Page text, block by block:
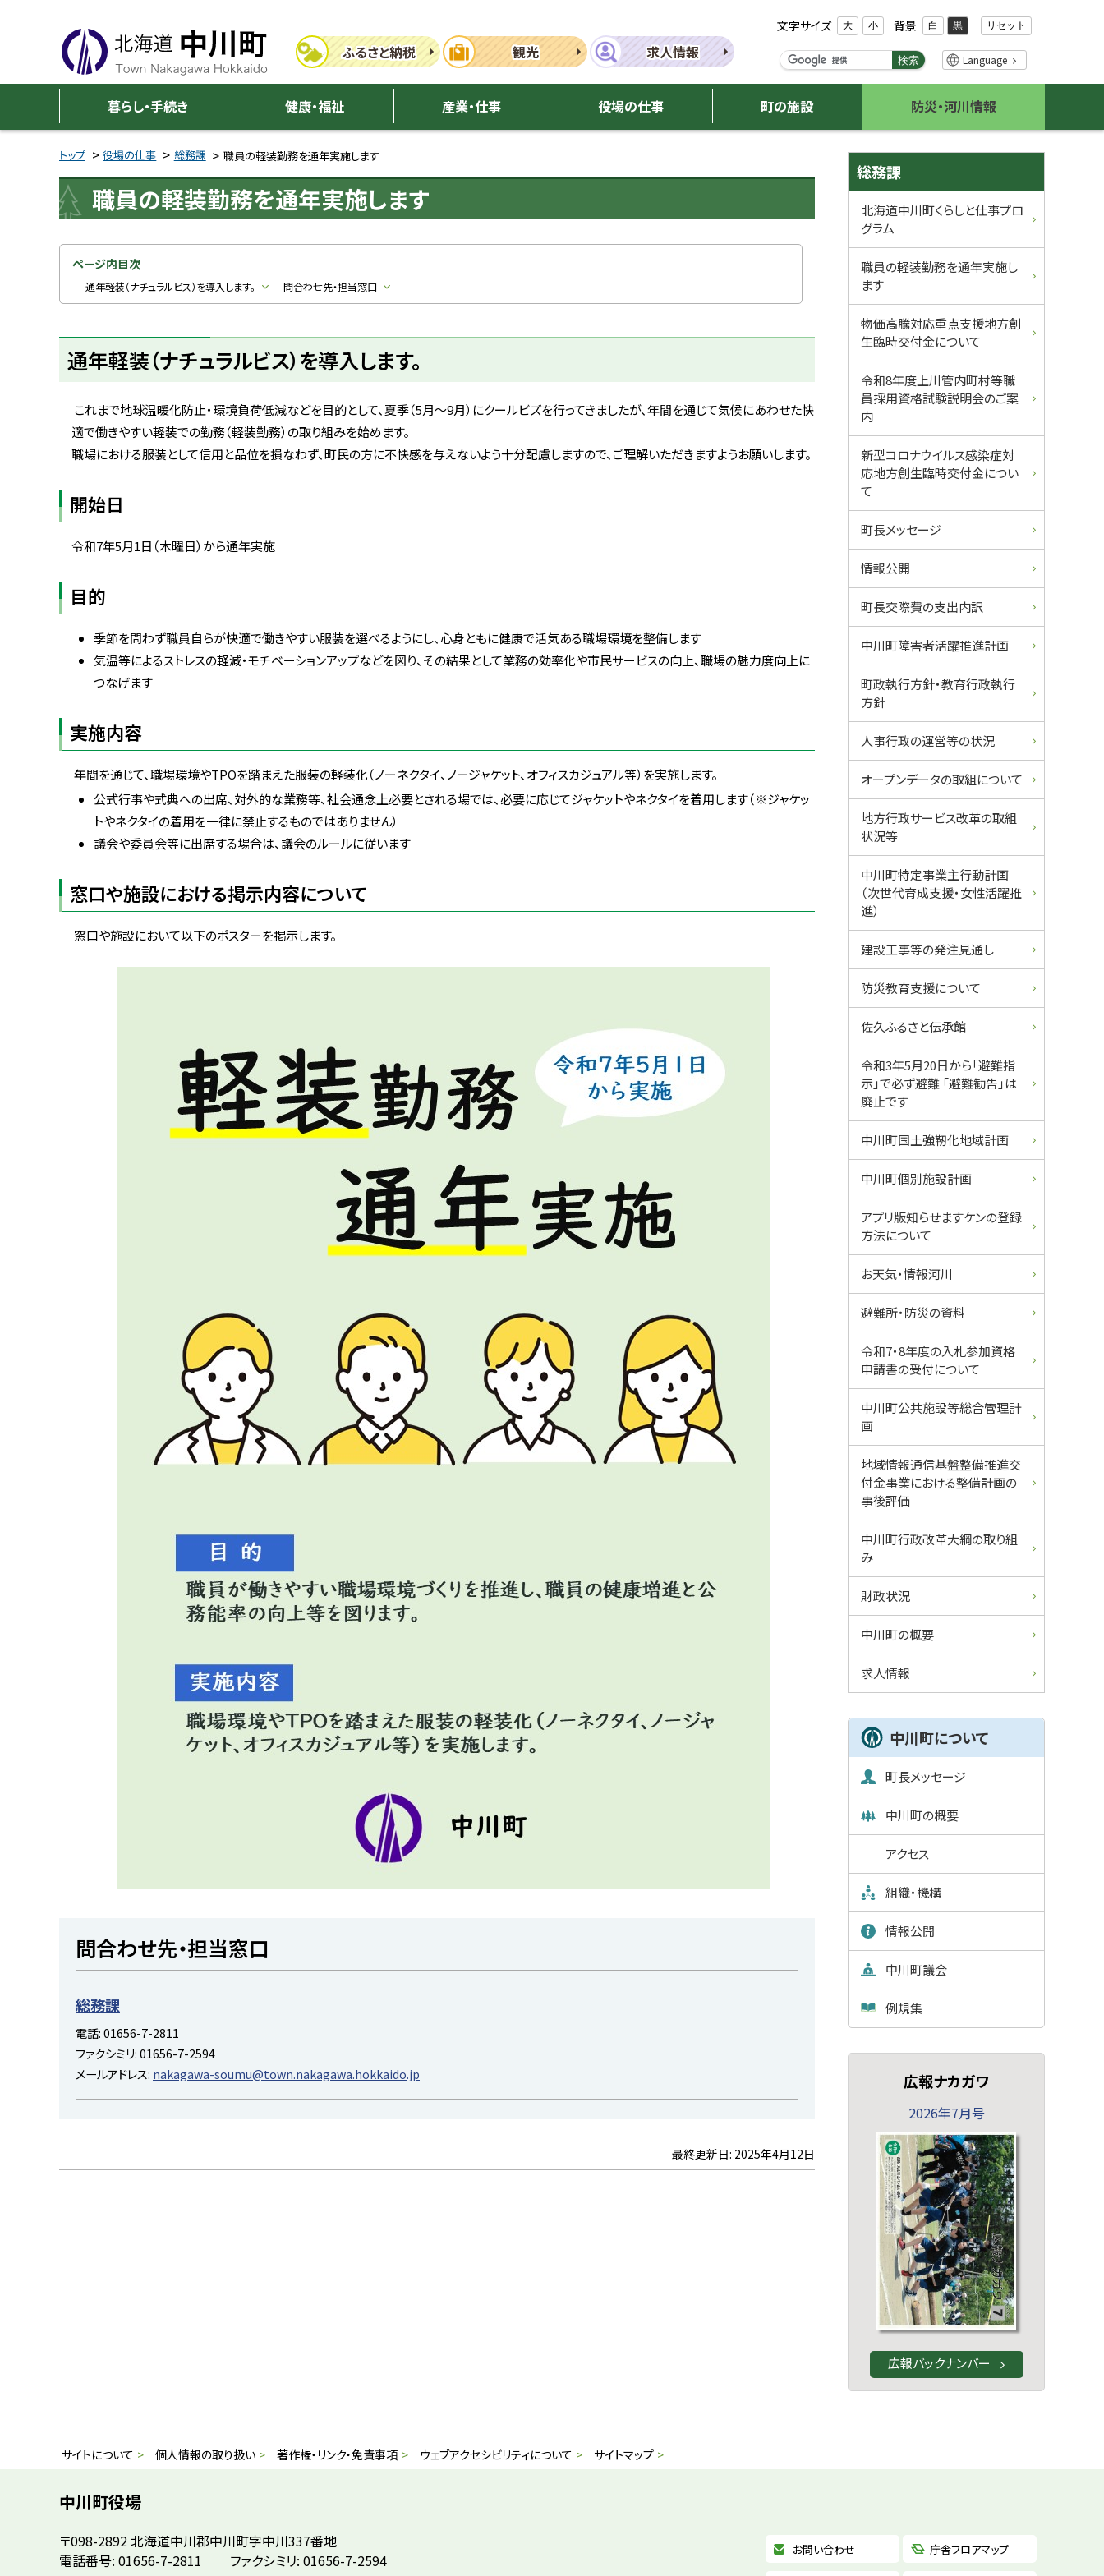
メ
ュ
中
川
町
ふるさと納税 観光 求人情報
文字サイズ 大 小 背景 白 黒 リセット
検
ー
ワ
検索 Language
暮らし・手続き 健康・福祉 産業・仕事 役場の仕事 町の施設 防災・河川情報
トップ 役場の仕事 総務課 職員の軽装勤務を通年実施します
職員の軽装勤務を通年実施します
ページ内目次
通年軽装（ナチュラルビス）を導入します。 問合わせ先・担当窓口
通年軽装（ナチュラルビス）を導入します。
これまで地球温暖化防止・環境負荷低減などを目的として、夏季（5月～9月）にクールビズを行ってきましたが、年間を通じて気候にあわせた快
適で働きやすい軽装での勤務（軽装勤務）の取り組みを始めます。
職場における服装として信用と品位を損なわず、町民の方に不快感を与えないよう十分配慮しますので、ご理解いただきますようお願いします。
開始日
令和7年5月1日（木曜日）から通年実施
目的
季節を問わず職員自らが快適で働きやすい服装を選べるようにし、心身ともに健康で活気ある職場環境を整備します
気温等によるストレスの軽減・モチベーションアップなどを図り、その結果として業務の効率化や市民サービスの向上、職場の魅力度向上に
つなげます
実施内容
年間を通じて、職場環境やTPOを踏まえた服装の軽装化（ノーネクタイ、ノージャケット、オフィスカジュアル等）を実施します。
公式行事や式典への出席、対外的な業務等、社会通念上必要とされる場では、必要に応じてジャケットやネクタイを着用します（※ジャケッ
トやネクタイの着用を一律に禁止するものではありません）
議会や委員会等に出席する場合は、議会のルールに従います
窓口や施設における掲示内容について
窓口や施設において以下のポスターを掲示します。
ッ
プ
に
戻
る
問合わせ先・担当窓口
総務課
電話:01656-7-2811
ファクシミリ:01656-7-2594
メールアドレス: nakagawa-soumu@town.nakagawa.hokkaido.jp
最終更新日: 2025年4月12日
サ
イ
ド
メ
ニ
ュ
ー
総務課
北海道中川町くらしと仕事プロ
グラム
職員の軽装勤務を通年実施し
ます
物価高騰対応重点支援地方創
生臨時交付金について
令和8年度上川管内町村等職
員採用資格試験説明会のご案
内
新型コロナウイルス感染症対
応地方創生臨時交付金につい
て
町長メッセージ
情報公開
町長交際費の支出内訳
中川町障害者活躍推進計画
町政執行方針・教育行政執行
方針
人事行政の運営等の状況
オープンデータの取組について
地方行政サービス改革の取組
状況等
中川町特定事業主行動計画
（次世代育成支援・女性活躍推
進）
建設工事等の発注見通し
防災教育支援について
佐久ふるさと伝承館
令和3年5月20日から「避難指
示」で必ず避難 「避難勧告」は
廃止です
中川町国土強靭化地域計画
中川町個別施設計画
アプリ版知らせますケンの登録
方法について
お天気・情報河川
避難所・防災の資料
令和7・8年度の入札参加資格
申請書の受付について
中川町公共施設等総合管理計
画
地域情報通信基盤整備推進交
付金事業における整備計画の
事後評価
中川町行政改革大綱の取り組
み
財政状況
中川町の概要
求人情報
中川町について
町長メッセージ
中川町の概要
アクセス
組織・機構
情報公開
中川町議会
例規集
広報ナカガワ
2026年7月号
広報バックナンバー
サ
イ
情
サイトについて 個人情報の取り扱い 著作権・リンク・免責事項 ウェブアクセシビリティについて サイトマップ
中川町役場
〒098-2892北海道中川郡中川町字中川337番地
電話番号: 01656-7-2811
ファクシミリ: 01656-7-2594
お問い合わせ 庁舎フロアマップ
戻
メ